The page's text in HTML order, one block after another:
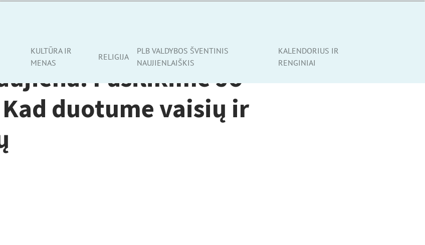
KULTŪRA IR
MENAS
RELIGIJA
PLB VALDYBOS ŠVENTINIS
NAUJIENLAIŠKIS
KALENDORIUS IR
RENGINIAI
Pasilikime Jo
duotume vaisių ir